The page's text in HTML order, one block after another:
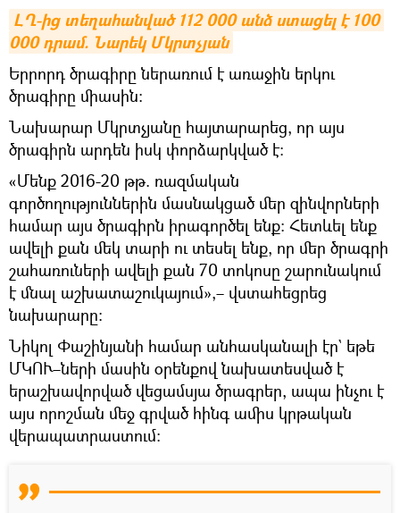
ԼՂ-ից տեղահանված 112 000 անձ ստացել է 100
000 դրամ. Նարեկ Մկրտչյան
Երրորդ ծրագիրը ներառում է առաջին երկու
ծրագիրը միասին։
Նախարար Մկրտչյանը հայտարարեց, որ այս
ծրագիրն արդեն իսկ փորձարկված է։
«Մենք 2016-20 թթ. ռազմական
գործողություններին մասնակցած մեր զինվորների
համար այս ծրագիրն իրագործել ենք։ Հետևել ենք
ավելի քան մեկ տարի ու տեսել ենք, որ մեր ծրագրի
շահառուների ավելի քան 70 տոկոսը շարունակում
է մնալ աշխատաշուկայում»,– վստահեցրեց
նախարարը։
Նիկոլ Փաշինյանի համար անհասկանալի էր` եթե
ՄԿՈՒ–ների մասին օրենքով նախատեսված է
երաշխավորված վեցամսյա ծրագրեր, ապա ինչու է
այս որոշման մեջ գրված հինգ ամիս կրթական
վերապատրաստում։